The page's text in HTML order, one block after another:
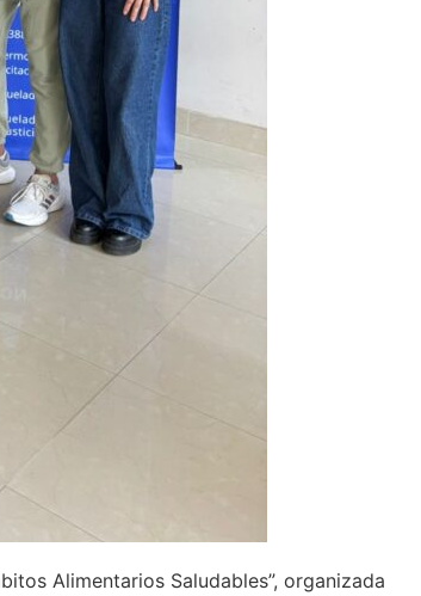
Alimentarios Saludables”, organizada